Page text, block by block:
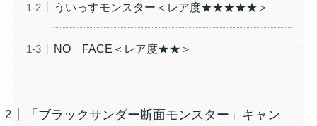
ういっすモンスター＜レア度★★★★★＞
NO FACE＜レア度★★＞
「ブラックサンダー断面モンスター」キャン